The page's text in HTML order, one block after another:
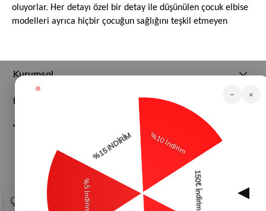
oluyorlar. Her detayı özel bir detay ile düşünülen çocuk elbise
modelleri ayrıca hiçbir çocuğun sağlığını teşkil etmeyen
ömürlü elbise çeşitleri ile her yaştaki kız çocuğu kendisini
özgür hissederken, anne ve babası da mutlu hisseder. Kendi
tarzını daha küçük yaşta oluşturma fırsatına sahip olan
yüzlerce çocuk için çeşit çeşit elbiseleri bu sayfada rahatlıkla
bulabilirsiniz. Ebeveynler genel olarak kendi çocukları için
alışveriş yaptıkları sayfada değer verdiklerinin çocuğu için de
elbise modeli tercih etmeyi ihmal etmiyor. Günlük giyim
tarzından, abiye ve kostüm tasarımlara kadar çok geniş
yelpazede toplananelbiseürünlerinde dilediğinizi tercih
edebilirsiniz
Kurumsal
Müşteri İlişkileri
Yardım
modamihram.com - Tüm Hakları Saklıdır.
Çerez Kullanımı
− ×